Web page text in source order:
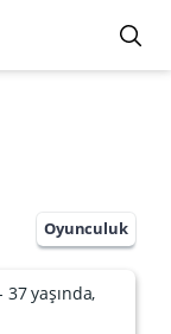
Oyunculuk
37 yaşında